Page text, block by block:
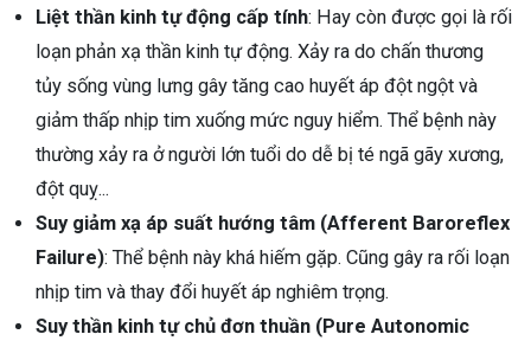
Liệt thần kinh tự động cấp tính: Hay còn được gọi là rối
loạn phản xạ thần kinh tự động. Xảy ra do chấn thương
tủy sống vùng lưng gây tăng cao huyết áp đột ngột và
giảm thấp nhịp tim xuống mức nguy hiểm. Thể bệnh này
thường xảy ra ở người lớn tuổi do dễ bị té ngã gãy xương,
đột quỵ...
Suy giảm xạ áp suất hướng tâm (Afferent Baroreflex
Failure): Thể bệnh này khá hiếm gặp. Cũng gây ra rối loạn
nhịp tim và thay đổi huyết áp nghiêm trọng.
Suy thần kinh tự chủ đơn thuần (Pure Autonomic